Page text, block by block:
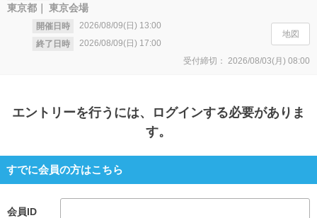
東京都 東京会場
開催日時 2026/08/09(日) 13:00
終了日時
2026/08/09(日) 17:00
受付締切： 2026/08/03(月) 08:00
地図
エントリーを行うには、ログインする必要がありま
す。
すでに会員の方はこちら
会員ID